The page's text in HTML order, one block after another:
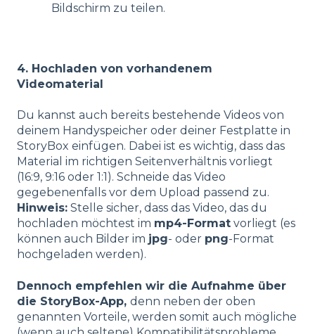
Bildschirm zu teilen.
4. Hochladen von vorhandenem
Videomaterial
Du kannst auch bereits bestehende Videos von
deinem Handyspeicher oder deiner Festplatte in
StoryBox einfügen. Dabei ist es wichtig, dass das
Material im richtigen Seitenverhältnis vorliegt
(16:9, 9:16 oder 1:1). Schneide das Video
gegebenenfalls vor dem Upload passend zu.
Hinweis: Stelle sicher, dass das Video, das du
hochladen möchtest im mp4-Format vorliegt (es
können auch Bilder im jpg- oder png-Format
hochgeladen werden).
Dennoch empfehlen wir die Aufnahme über
die StoryBox-App, denn neben der oben
genannten Vorteile, werden somit auch mögliche